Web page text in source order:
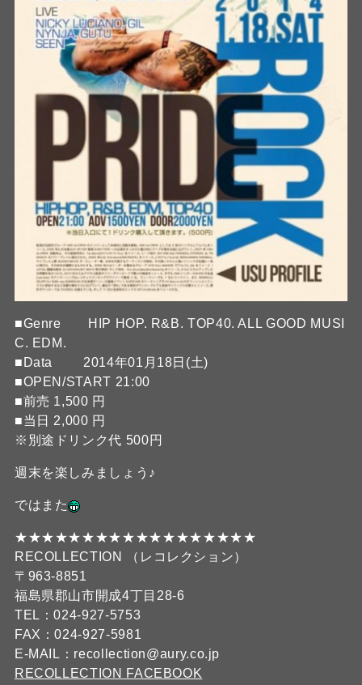
■Genre HIP HOP. R&B. TOP40. ALL GOOD MUSI
C. EDM.
■Data 2014年01月18日(土)
■OPEN/START 21:00
■前売 1,500 円
■当日 2,000 円
※別途ドリンク代 500円
週末を楽しみましょう♪
ではまた
★★★★★★★★★★★★★★★★★★
RECOLLECTION （レコレクション）
〒963-8851
福島県郡山市開成4丁目28-6
TEL：024-927-5753
FAX：024-927-5981
E-MAIL：recollection@aury.co.jp
RECOLLECTION FACEBOOK